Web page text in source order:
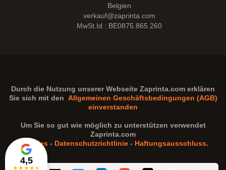
4,5
★★★★★
Belgien
verkauf@zaprinta.com
MwSt.Id : BE0875.865.260
Durch die Nutzung unserer Webseite Zaprinta.com erklären
Sie sich mit den Allgemeinen Geschäftsbedingungen (AGB)
einverstanden
Um Sie so gut wie möglich zu unterstützen verwendet
Zaprinta.com
Cookies - Datenschutzrichtlinie - Haftungsausschluss.